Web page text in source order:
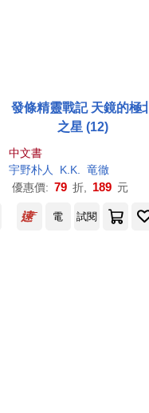
發條精靈戰記 天鏡的極
之星 (12)
中文書
宇野朴人 K.K.
竜徹
優惠價: 79 折, 189 元
電 試閱